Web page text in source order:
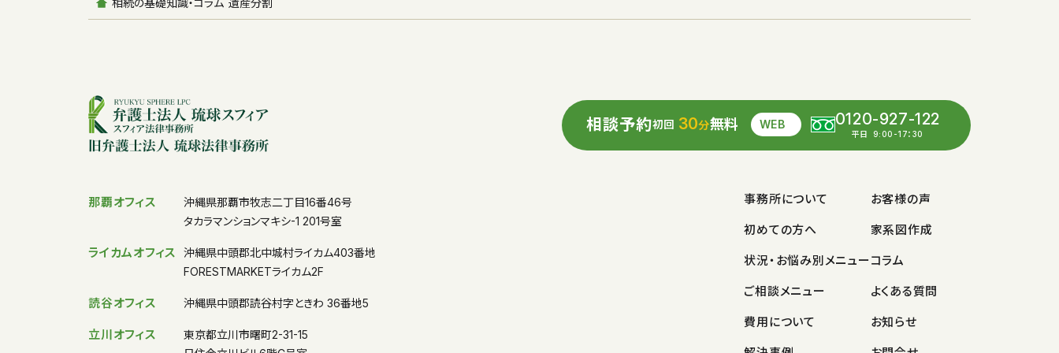
相続の基礎知識・コラム 遺産分割
相談予約初回 30分無料 WEB 0120-927-122
平日 9:00-17：30
那覇オフィス
沖縄県那覇市牧志二丁目16番46号
タカラマンションマキシ-1 201号室
ライカムオフィス
沖縄県中頭郡北中城村ライカム403番地
FORESTMARKETライカム2F
読谷オフィス 沖縄県中頭郡読谷村字ときわ 36番地5
立川オフィス
東京都立川市曙町2-31-15
事務所について
初めての方へ
状況・お悩み別メニュー
ご相談メニュー
費用について
お客様の声
家系図作成
コラム
よくある質問
お知らせ